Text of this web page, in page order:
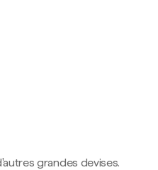
grandes devises.